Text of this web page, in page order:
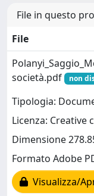
File in questo
File
società.pdf
non
Tipologia:
Licenza: Creative
Dimensione
Formato Adobe
Visualizza/